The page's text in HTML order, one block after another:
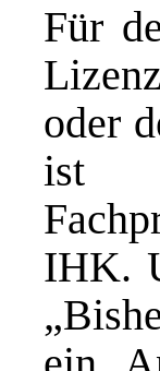
Für
oder
ist
IHK.